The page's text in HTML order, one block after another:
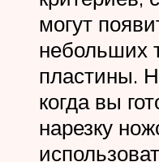
могут
небольших
пластины.
когда вы
нарезку